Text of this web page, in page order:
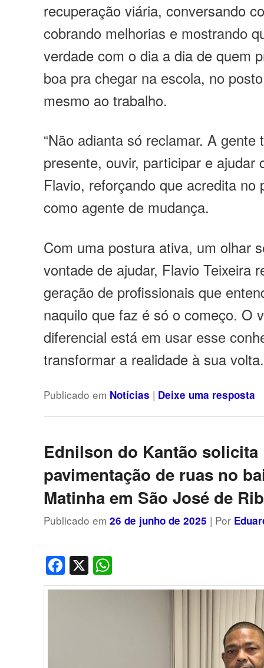
recuperação viária, conversando
cobrando melhorias e mostrando
verdade com o dia a dia de quem
boa pra chegar na escola, no
mesmo ao trabalho.
“Não adianta só reclamar. A gente
presente, ouvir, participar e ajudar
Flavio, reforçando que acredita no
como agente de mudança.
Com uma postura ativa, um olhar
vontade de ajudar, Flavio Teixeira
geração de profissionais que
naquilo que faz é só o começo. O
diferencial está em usar esse
transformar a realidade à sua volta.
Publicado em Notícias | Deixe uma resposta
Ednilson do Kantão solicita
pavimentação de ruas no
Matinha em São José de
Publicado em26 de junho de 2025 | Por
Facebook
X